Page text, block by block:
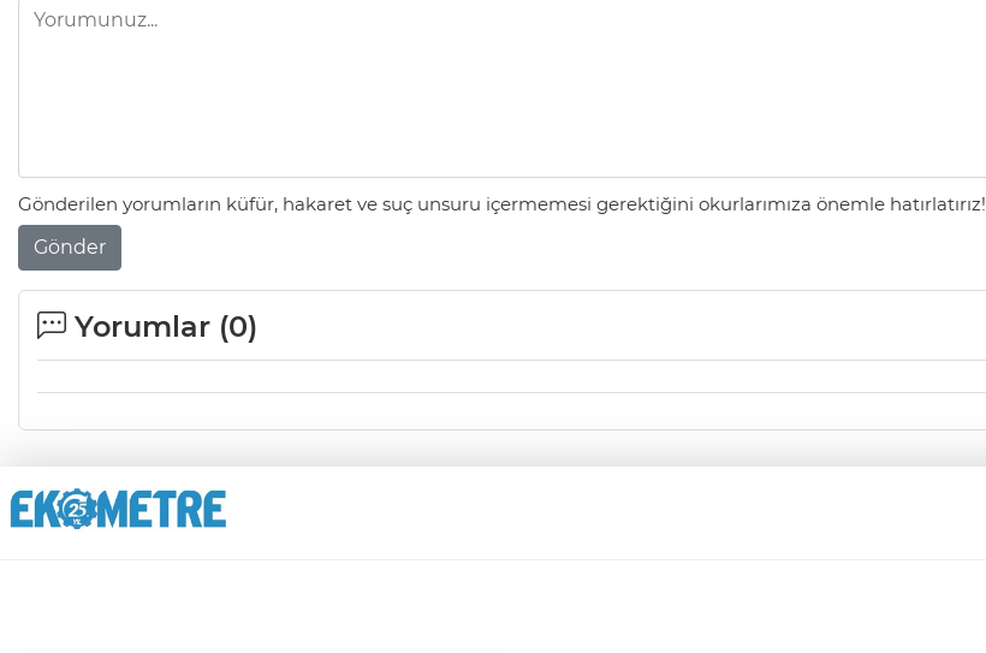
Gönderilen yorumların küfür, hakaret ve suç unsuru içermemesi gerektiğini okurlarımıza önemle hatırlatırız!
Gönder
Yorumlar (0)